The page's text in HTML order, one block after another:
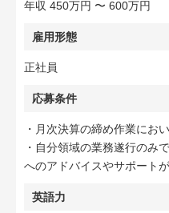
年収 450万円 〜 600万円
雇用形態
正社員
応募条件
・月次決算の締め作業にお
・自分領域の業務遂行のみ
へのアドバイスやサポート
英語力